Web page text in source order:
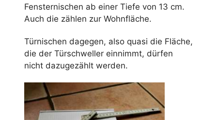
Fensternischen ab einer Tiefe von 13 cm.
Auch die zählen zur Wohnfläche.
Türnischen dagegen, also quasi die Fläche,
die der Türschweller einnimmt, dürfen
nicht dazugezählt werden.